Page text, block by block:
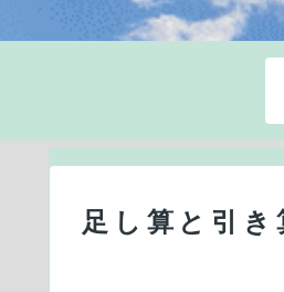
足し算と引